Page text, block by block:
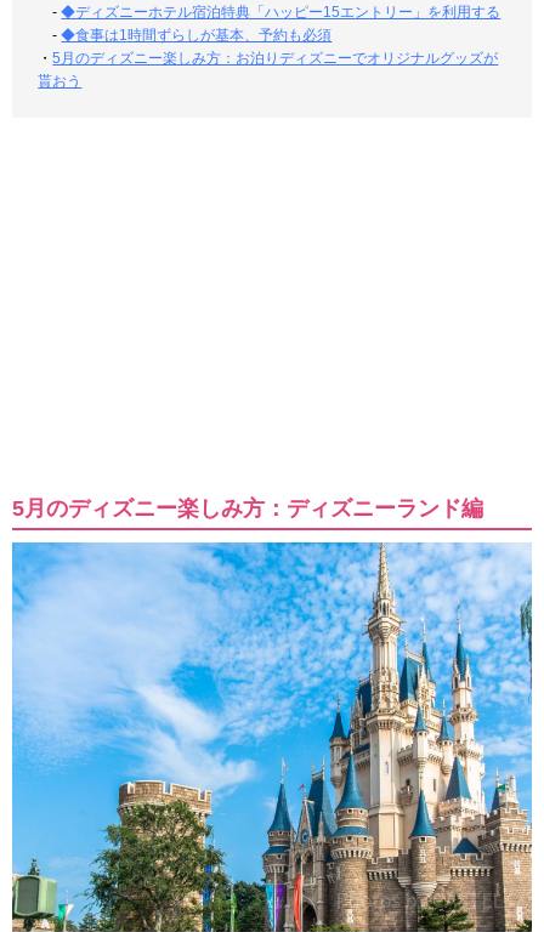
-◆ディズニーホテル宿泊特典「ハッピー15エントリー」を利用する
-◆食事は1時間ずらしが基本、予約も必須
・5月のディズニー楽しみ方：お泊りディズニーでオリジナルグッズが
貰おう
5月のディズニー楽しみ方：ディズニーランド編